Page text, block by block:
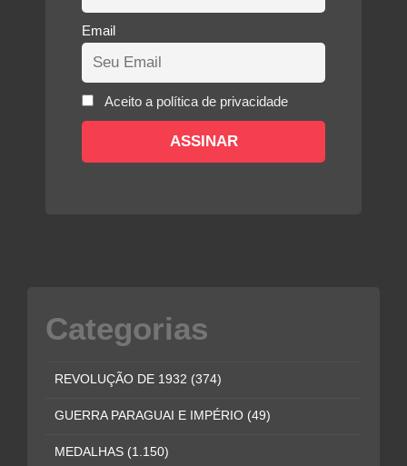
Email
Aceito a política de privacidade
Categorias
REVOLUÇÃO DE 1932 (374)
GUERRA PARAGUAI E IMPÉRIO (49)
MEDALHAS (1.150)